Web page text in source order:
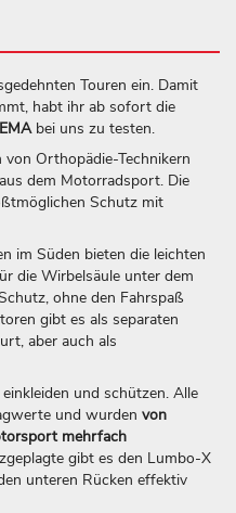
Touren ein. Damit
habt ihr ab sofort die
bei uns zu testen.
Orthopädie-Technikern
dem Motorradsport. Die
Schutz mit
im Süden bieten die leichten
die Wirbelsäule unter dem
ohne den Fahrspaß
gibt es als separaten
aber auch als
und schützen. Alle
und wurden von
mehrfach
gibt es den Lumbo-X
unteren Rücken effektiv